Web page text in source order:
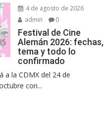
4 de agosto de 2026
admin
0
Festival de Cine
Alemán 2026: fechas,
tema y todo lo
confirmado
a la CDMX del 24 de
con...